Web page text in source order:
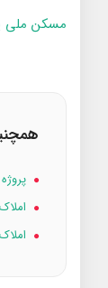
مسکن ملی
املاک پرند فاز 3 -
املاک